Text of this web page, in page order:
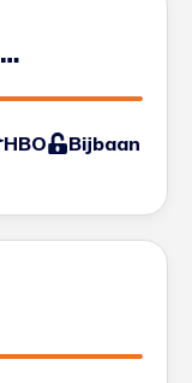
HBO Bijbaan